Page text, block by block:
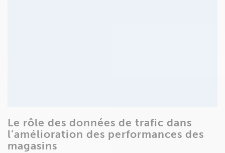
Le rôle des données de trafic dans
l’amélioration des performances des
magasins